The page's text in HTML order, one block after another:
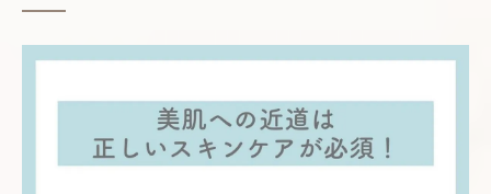
口コミを活用した信頼できるサロンの見極
施術メニューから選ぶ！自分に合ったプラ
ン